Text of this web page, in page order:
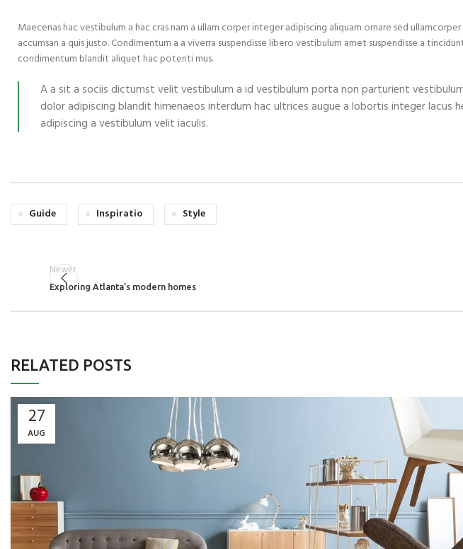
Maecenas hac vestibulum a hac cras nam a ullam corper integer adipiscing aliquam ornare sed
accumsan a quis justo. Condimentum a a viverra suspendisse libero vestibulum amet suspendisse a
condimentum blandit aliquet hac potenti mus.
A a sit a sociis dictumst velit vestibulum a id vestibulum porta non parturient
dolor adipiscing blandit himenaeos interdum hac ultrices augue a lobortis integer lacus
adipiscing a vestibulum velit iaculis.
Guide Inspiratio Style
Newer
Exploring Atlanta’s modern homes
RELATED POSTS
27
AUG